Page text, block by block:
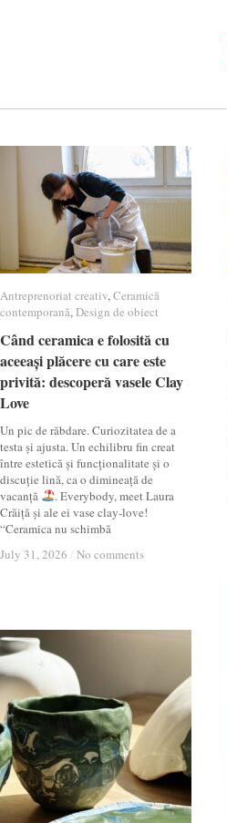
Antreprenoriat creativ,Ceramică
contemporană,Design de obiect
Când ceramica e folosită cu
aceeași plăcere cu care este
privită: descoperă vasele Clay
Love
Un pic de răbdare. Curiozitatea de a
testa și ajusta. Un echilibru fin creat
între estetică și funcționalitate și o
discuție lină, ca o dimineață de
vacanță
. Everybody, meet Laura
Crăiță și ale ei vase clay-love!
“Ceramica nu schimbă
July 31, 2026 / No comments
Antreprenoriat creativ Ceramică
contemporană Design de obiect
Când ceramica e folosită cu
aceeași plăcere cu care este
privită: descoperă vasele Clay
Love
July 31, 2026 / No comments